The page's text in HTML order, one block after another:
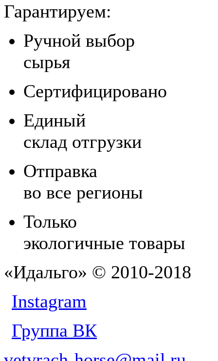
Гарантируем:
Ручной выбор
сырья
Сертифицировано
Единый
склад отгрузки
Отправка
во все регионы
Только
экологичные товары
«Идальго» © 2010-2018
Instagram
Группа ВК